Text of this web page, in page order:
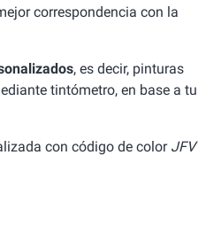
correspondencia con la
, es decir, pinturas
tintómetro, en base a tu
con código de color JFV